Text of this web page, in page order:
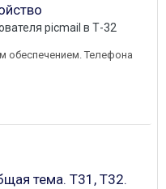
picmail в Т-32
обеспечением. Телефона
тема. Т31, Т32.